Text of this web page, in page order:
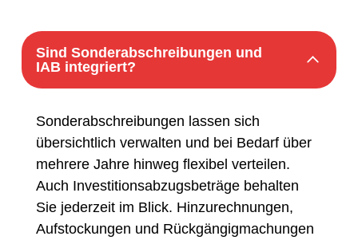
Sind Sonderabschreibungen und
IAB integriert?
Sonderabschreibungen lassen sich
übersichtlich verwalten und bei Bedarf über
mehrere Jahre hinweg flexibel verteilen.
Auch Investitionsabzugsbeträge behalten
Sie jederzeit im Blick. Hinzurechnungen,
Aufstockungen und Rückgängigmachungen